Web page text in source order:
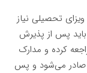
تحصیلی نیاز
باید پس از پذیرش
کرده و مدارک
صادر می‌شود و پس